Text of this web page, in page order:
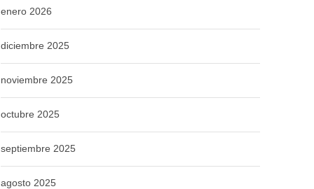
enero 2026
diciembre 2025
noviembre 2025
octubre 2025
septiembre 2025
agosto 2025